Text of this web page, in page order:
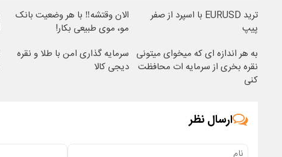
ترید EURUSD با اسپرد از صفر
پیپ
الان وقتشه‼️ با هر وضعیت بانک
مو، موی طبیعی بکار!
به هر اندازه ای که میخوای میتونی
نقره بخری از سرمایه ات محافظت
کنی
سرمایه گذاری امن با طلا و نقره
دیجی کالا
ارسال نظر